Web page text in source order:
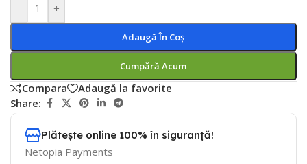
- +
Adaugă În Coș
Cumpără Acum
Compara
Adaugă la favorite
Share:
Plătește online 100% în siguranță!
Netopia Payments